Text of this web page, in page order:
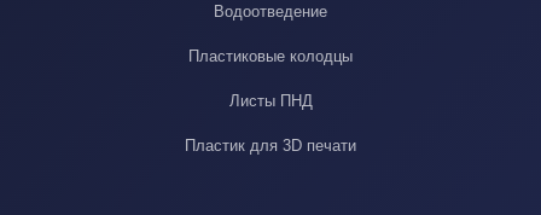
Водоотведение
Пластиковые колодцы
Листы ПНД
Пластик для 3D печати